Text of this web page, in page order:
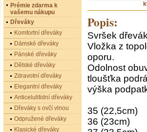
Popis:
Svršek
Vložka z
oporu.
Odolnost
tloušťka
výška
35 (22,5cm)
36 (23cm)
Prémie zdarma k
vašemu nákupu
Dřeváky
Komfortní dřeváky
Dámské dřeváky
Pánské dřeváky
Dětské dřeváky
Zdravotní dřeváky
Elegantní dřeváky
Anticelulitidní dřeváky
Dřeváky s ovčí vlnou
Odpružené dřeváky
Klasické dřeváky